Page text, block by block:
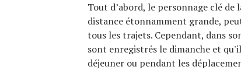
Tout d’abord, le personnage clé
distance étonnamment grande,
tous les trajets. Cependant, dans
sont enregistrés le dimanche et
déjeuner ou pendant les